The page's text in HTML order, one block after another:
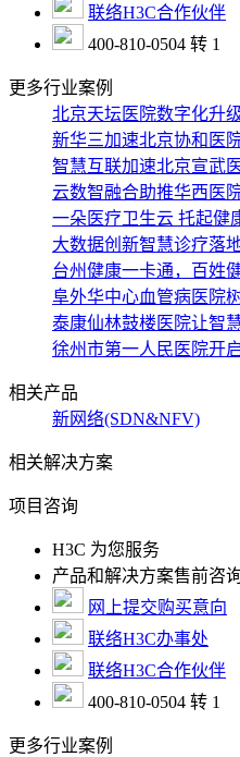
联络H3C合作伙伴
400-810-0504 转 1
更多行业案例
北京天坛医院数字化升
新华三加速北京协和医
智慧互联加速北京宣武
云数智融合助推华西医
一朵医疗卫生云 托起健
大数据创新智慧诊疗落
台州健康一卡通，百姓
阜外华中心血管病医院
泰康仙林鼓楼医院让智
徐州市第一人民医院开
相关产品
新网络(SDN&NFV)
相关解决方案
项目咨询
H3C 为您服务
产品和解决方案售前咨
网上提交购买意向
联络H3C办事处
联络H3C合作伙伴
400-810-0504 转 1
更多行业案例